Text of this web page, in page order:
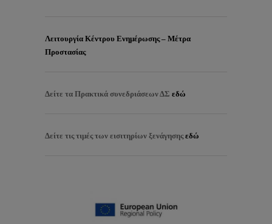
Λειτουργία Κέντρου Ενημέρωσης – Μέτρα
Προστασίας
Δείτε τα Πρακτικά συνεδριάσεων ΔΣ εδώ
Δείτε τις τιμές των εισιτηρίων ξενάγησης εδώ